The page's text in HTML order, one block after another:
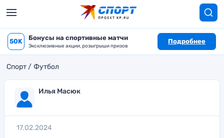
50K Бонусы на спортивные матчи
Эксклюзивные акции, розыгрыши призов
Подробнее
Спорт Футбол
Илья Масюк
17.02.2024